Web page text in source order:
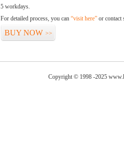
5 workdays.
For detailed process, you can “visit here” or contact
BUY NOW >>
Copyright © 1998 -2025